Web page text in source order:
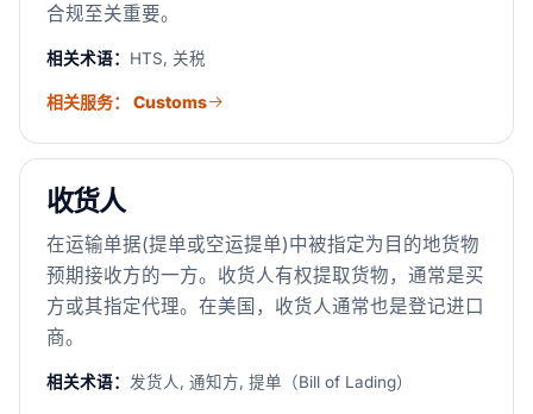
合规至关重要。
相关术语： HTS, 关税
相关服务： Customs
收货人
在运输单据(提单或空运提单)中被指定为目的地货物
预期接收方的一方。收货人有权提取货物，通常是买
方或其指定代理。在美国，收货人通常也是登记进口
商。
相关术语： 发货人, 通知方, 提单（Bill of Lading）